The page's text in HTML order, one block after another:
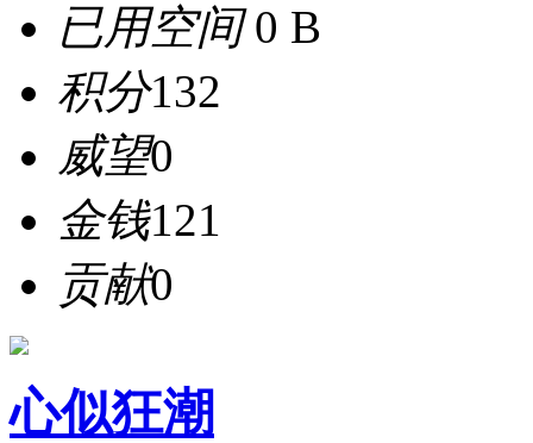
已用空间0 B
积分132
威望0
金钱121
贡献0
心似狂潮